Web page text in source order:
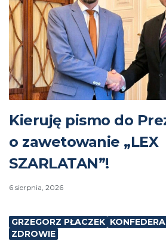
Kieruję pismo do
o zawetowanie „LEX
SZARLATAN”!
6 sierpnia, 2026
GRZEGORZ PŁACZEK
ZDROWIE